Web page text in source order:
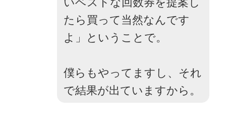
たら買って当然なんです
よ」ということで。
僕らもやってますし、それ
で結果が出ていますから。